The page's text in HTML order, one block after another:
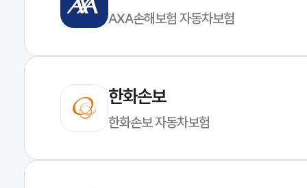
AXA손해보험 자동차보험
한화손보
한화손보 자동차보험